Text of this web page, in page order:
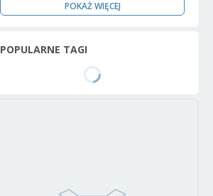
POKAŻ WIĘCEJ
POPULARNE TAGI